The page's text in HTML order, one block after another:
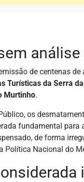
de centenas de
Turísticas da Serra
Murtinho.
os
fundamental
de forma
Política Nacional do